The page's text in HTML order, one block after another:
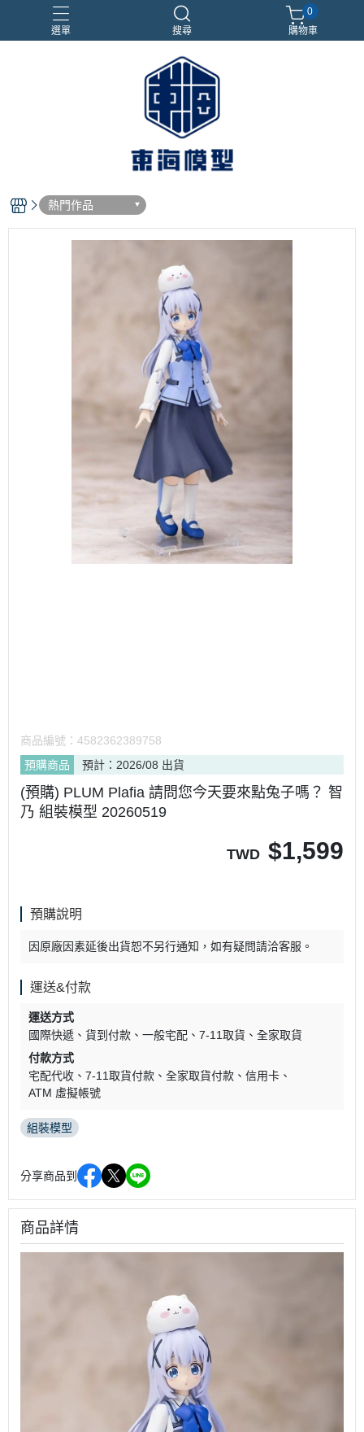
選單 搜尋
合金車
閃電霹靂車
電子雞/塔麻可吉/塔麻歌子
0
購物車
熱門作品
商品編號： 4582362389758
預購商品
預計：2026/08 出貨
(預購) PLUM Plafia 請問您今天要來點兔子嗎？ 智
乃 組裝模型 20260519
TWD $1,599
預購說明
因原廠因素延後出貨恕不另行通知，如有疑問請洽客服。
運送&付款
運送方式
國際快遞
貨到付款 一般宅配 7-11取貨
全家取貨
付款方式
宅配代收
7-11取貨付款 全家取貨付款
信用卡
ATM 虛擬帳號
組裝模型
分享商品到
商品詳情